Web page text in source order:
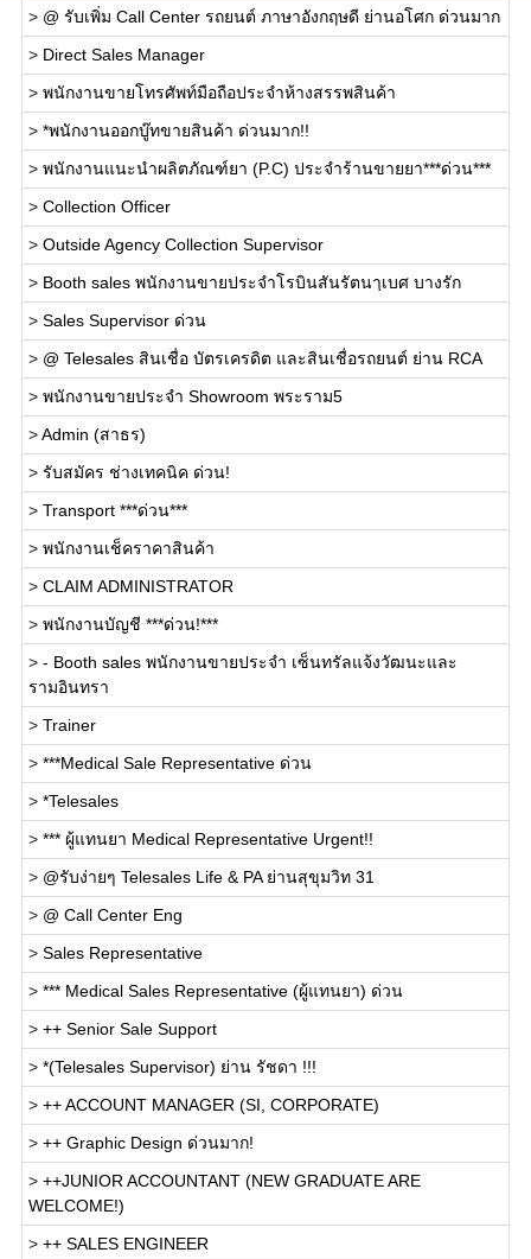
> @ รับเพิ่ม Call Center รถยนต์ ภาษาอังกฤษดี ย่านอโศก ด่วนมาก
> Direct Sales Manager
> พนักงานขายโทรศัพท์มือถือประจำห้างสรรพสินค้า
> *พนักงานออกบู๊ทขายสินค้า ด่วนมาก!!
> พนักงานแนะนำผลิตภัณฑ์ยา (P.C) ประจำร้านขายยา***ด่วน***
> Collection Officer
> Outside Agency Collection Supervisor
> Booth sales พนักงานขายประจำโรบินสันรัตนาฺเบศ บางรัก
> Sales Supervisor ด่วน
> @ Telesales สินเชื่อ บัตรเครดิต และสินเชื่อรถยนต์ ย่าน RCA
> พนักงานขายประจำ Showroom พระราม5
>Admin (สาธร)
> รับสมัคร ช่างเทคนิค ด่วน!
> Transport ***ด่วน***
> พนักงานเช็คราคาสินค้า
> CLAIM ADMINISTRATOR
> พนักงานบัญชี ***ด่วน!***
> - Booth sales พนักงานขายประจำ เซ็นทรัลแจ้งวัฒนะและ
รามอินทรา
> Trainer
> ***Medical Sale Representative ด่วน
> *Telesales
> *** ผู้แทนยา Medical Representative Urgent!!
> @รับง่ายๆ Telesales Life & PA ย่านสุขุมวิท 31
> @ Call Center Eng
> Sales Representative
> *** Medical Sales Representative (ผู้แทนยา) ด่วน
> ++ Senior Sale Support
> *(Telesales Supervisor) ย่าน รัชดา !!!
> ++ ACCOUNT MANAGER (SI, CORPORATE)
> ++ Graphic Design ด่วนมาก!
> ++JUNIOR ACCOUNTANT (NEW GRADUATE ARE
WELCOME!)
> ++ SALES ENGINEER